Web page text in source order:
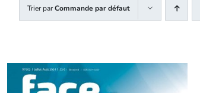
Trier parCommande par défaut